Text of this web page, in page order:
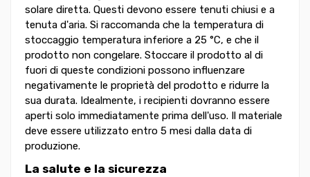
solare diretta. Questi devono essere tenuti chiusi e a
tenuta d'aria. Si raccomanda che la temperatura di
stoccaggio temperatura inferiore a 25 °C, e che il
prodotto non congelare. Stoccare il prodotto al di
fuori di queste condizioni possono influenzare
negativamente le proprietà del prodotto e ridurre la
sua durata. Idealmente, i recipienti dovranno essere
aperti solo immediatamente prima dell'uso. Il materiale
deve essere utilizzato entro 5 mesi dalla data di
produzione.
La salute e la sicurezza